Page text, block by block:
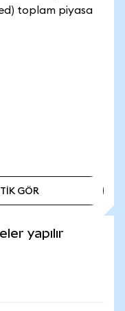
toplam piyasa
GÖR
yapılır